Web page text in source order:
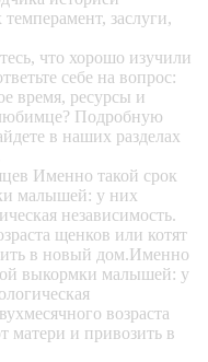
заслуги,
что хорошо изучили
себе на вопрос:
время, ресурсы и
Подробную
в наших разделах
Именно такой срок
малышей: у них
независимость.
щенков или котят
в новый дом.Именно
выкормки малышей: у
возраста
матери и привозить в